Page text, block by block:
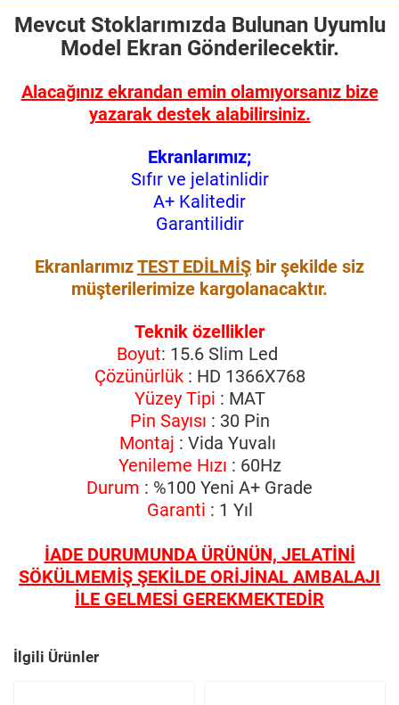
Mevcut Stoklarımızda Bulunan Uyumlu
Model Ekran Gönderilecektir.
Alacağınız ekrandan emin olamıyorsanız bize
yazarak destek alabilirsiniz.
Ekranlarımız;
Sıfır ve jelatinlidir
A+ Kalitedir
Garantilidir
EkranlarımızTEST EDİLMİŞ bir şekilde siz
müşterilerimize kargolanacaktır.
Teknik özellikler
Boyut: 15.6 Slim Led
Çözünürlük: HD 1366X768
Yüzey Tipi : MAT
Pin Sayısı : 30 Pin
Montaj : Vida Yuvalı
Yenileme Hızı : 60Hz
Durum : %100 Yeni A+ Grade
Garanti : 1 Yıl
İADE DURUMUNDA ÜRÜNÜN, JELATİNİ
SÖKÜLMEMİŞ ŞEKİLDE ORİJİNAL AMBALAJI
İLE GELMESİ GEREKMEKTEDİR
İlgili Ürünler